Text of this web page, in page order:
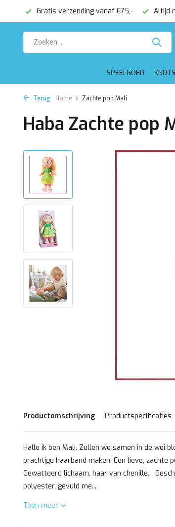
Gratis verzending vanaf €75,- Altijd
SPEELGOED
Terug Home Zachte pop Mali
Haba Zachte pop
Productomschrijving Productspecificaties
Hallo ik ben Mali. Zullen we samen in de wei
prachtige haarband maken. Een lieve, zachte
Gewatteerd lichaam, haar van chenille.
polyester, gevuld me...
Toon meer